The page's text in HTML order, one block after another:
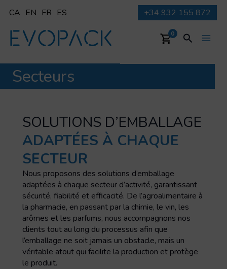
contenu
CA EN FR ES +34 932 155 872
0
Secteurs
SOLUTIONS D’EMBALLAGE
ADAPTÉES À CHAQUE
SECTEUR
Nous proposons des solutions d’emballage
adaptées à chaque secteur d’activité, garantissant
sécurité, fiabilité et efficacité. De l’agroalimentaire à
la pharmacie, en passant par la chimie, le vin, les
arômes et les parfums, nous accompagnons nos
clients tout au long du processus afin que
l’emballage ne soit jamais un obstacle, mais un
véritable atout qui facilite la production et protège
le produit.